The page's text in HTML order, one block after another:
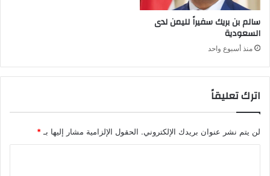
سالم بن بريك سفيراً لليمن لدى
السعودية
منذ أسبوع واحد
اترك تعليقاً
لن يتم نشر عنوان بريدك الإلكتروني. الحقول الإلزامية مشار إليها بـ *